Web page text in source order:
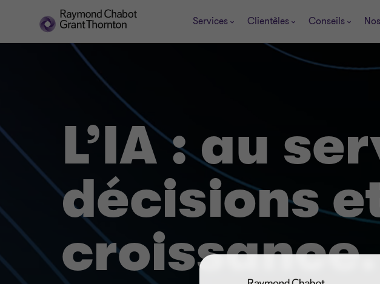
Services Clientèles Conseils
L’IA : au
décisions
croissance.